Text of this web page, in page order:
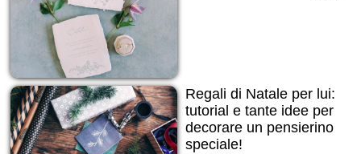
Regali di Natale per lui:
tutorial e tante idee per
decorare un pensierino
speciale!